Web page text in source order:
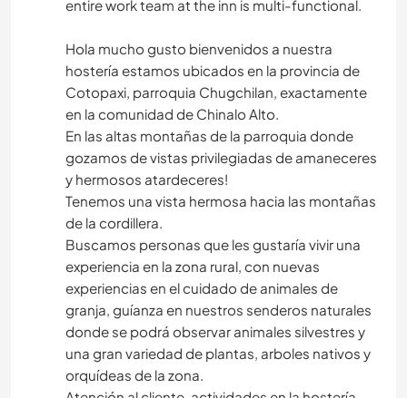
entire work team at the inn is multi-functional.
Hola mucho gusto bienvenidos a nuestra
hostería estamos ubicados en la provincia de
Cotopaxi, parroquia Chugchilan, exactamente
en la comunidad de Chinalo Alto.
En las altas montañas de la parroquia donde
gozamos de vistas privilegiadas de amaneceres
y hermosos atardeceres!
Tenemos una vista hermosa hacia las montañas
de la cordillera.
Buscamos personas que les gustaría vivir una
experiencia en la zona rural, con nuevas
experiencias en el cuidado de animales de
granja, guíanza en nuestros senderos naturales
donde se podrá observar animales silvestres y
una gran variedad de plantas, arboles nativos y
orquídeas de la zona.